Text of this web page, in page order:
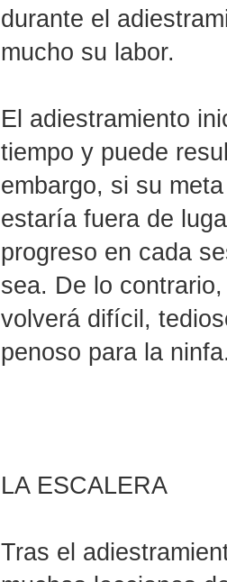
durante el
mucho su labor.
El adiestramiento
tiempo y puede
embargo, si su
estaría fuera de
progreso en cada
sea. De lo
volverá difícil,
penoso para la
LA ESCALERA
Tras el